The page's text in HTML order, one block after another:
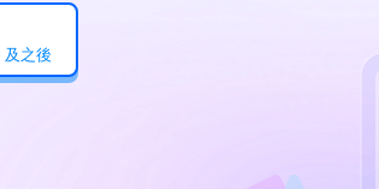
ScreenShot
及之後